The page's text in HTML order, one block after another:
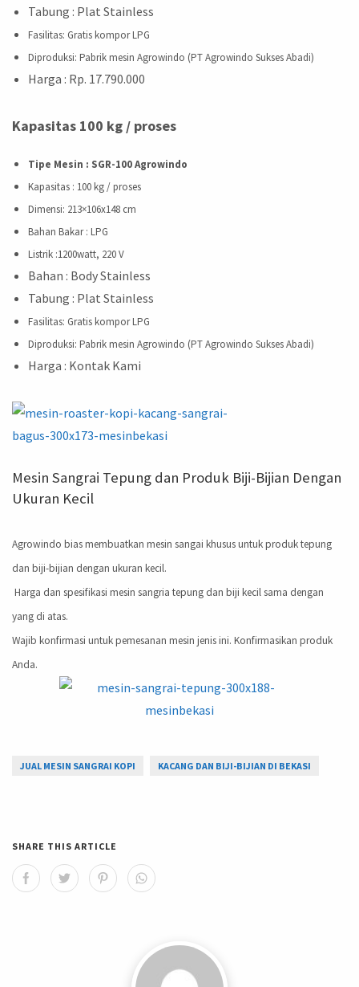
Tabung : Plat Stainless
Fasilitas: Gratis kompor LPG
Diproduksi: Pabrik mesin Agrowindo (PT Agrowindo Sukses Abadi)
Harga : Rp. 17.790.000
Kapasitas 100 kg / proses
Tipe Mesin : SGR-100 Agrowindo
Kapasitas : 100 kg / proses
Dimensi: 213×106x148 cm
Bahan Bakar : LPG
Listrik :1200watt, 220 V
Bahan : Body Stainless
Tabung : Plat Stainless
Fasilitas: Gratis kompor LPG
Diproduksi: Pabrik mesin Agrowindo (PT Agrowindo Sukses Abadi)
Harga : Kontak Kami
Mesin Sangrai Tepung dan Produk Biji-Bijian Dengan
Ukuran Kecil
Agrowindo bias membuatkan mesin sangai khusus untuk produk tepung
dan biji-bijian dengan ukuran kecil.
Harga dan spesifikasi mesin sangria tepung dan biji kecil sama dengan
yang di atas.
Wajib konfirmasi untuk pemesanan mesin jenis ini. Konfirmasikan produk
Anda.
JUAL MESIN SANGRAI KOPI KACANG DAN BIJI-BIJIAN DI BEKASI
SHARE THIS ARTICLE